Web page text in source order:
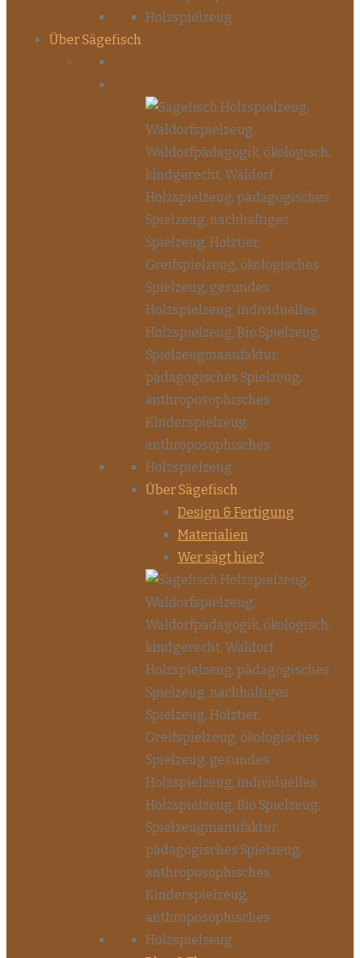
Über Sägefisch
Über Sägefisch
Design & Fertigung
Materialien
Wer sägt hier?